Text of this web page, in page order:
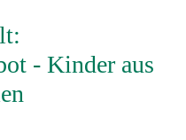
- Kinder aus